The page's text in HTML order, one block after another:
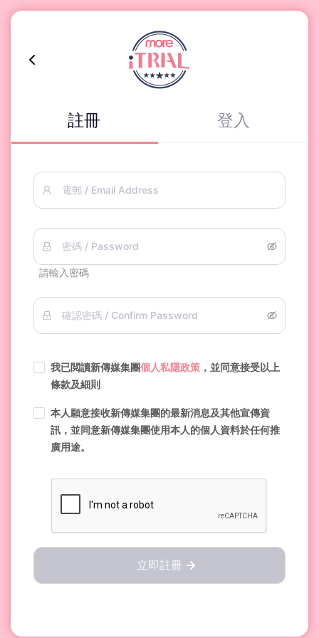
註冊 登入
電郵 / Email Address
密碼 / Password
請輸入密碼
確認密碼 / Confirm Password
我已閲讀新傳媒集團個人私隱政策 ，並同意接受以上
條款及細則
本人願意接收新傳媒集團的最新消息及其他宣傳資
訊，並同意新傳媒集團使用本人的個人資料於任何推
廣用途。
立即註冊